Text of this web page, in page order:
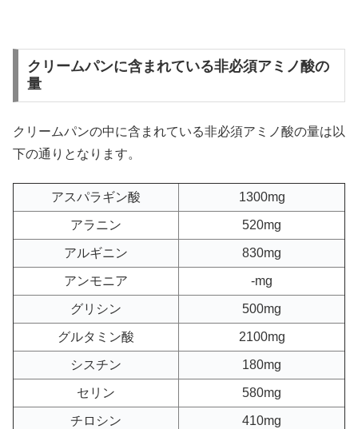
クリームパンに含まれている非必須アミノ酸の
量
クリームパンの中に含まれている非必須アミノ酸の量は以
下の通りとなります。
アスパラギン酸 1300mg
アラニン 520mg
アルギニン 830mg
アンモニア -mg
グリシン 500mg
グルタミン酸 2100mg
シスチン 180mg
セリン 580mg
チロシン 410mg